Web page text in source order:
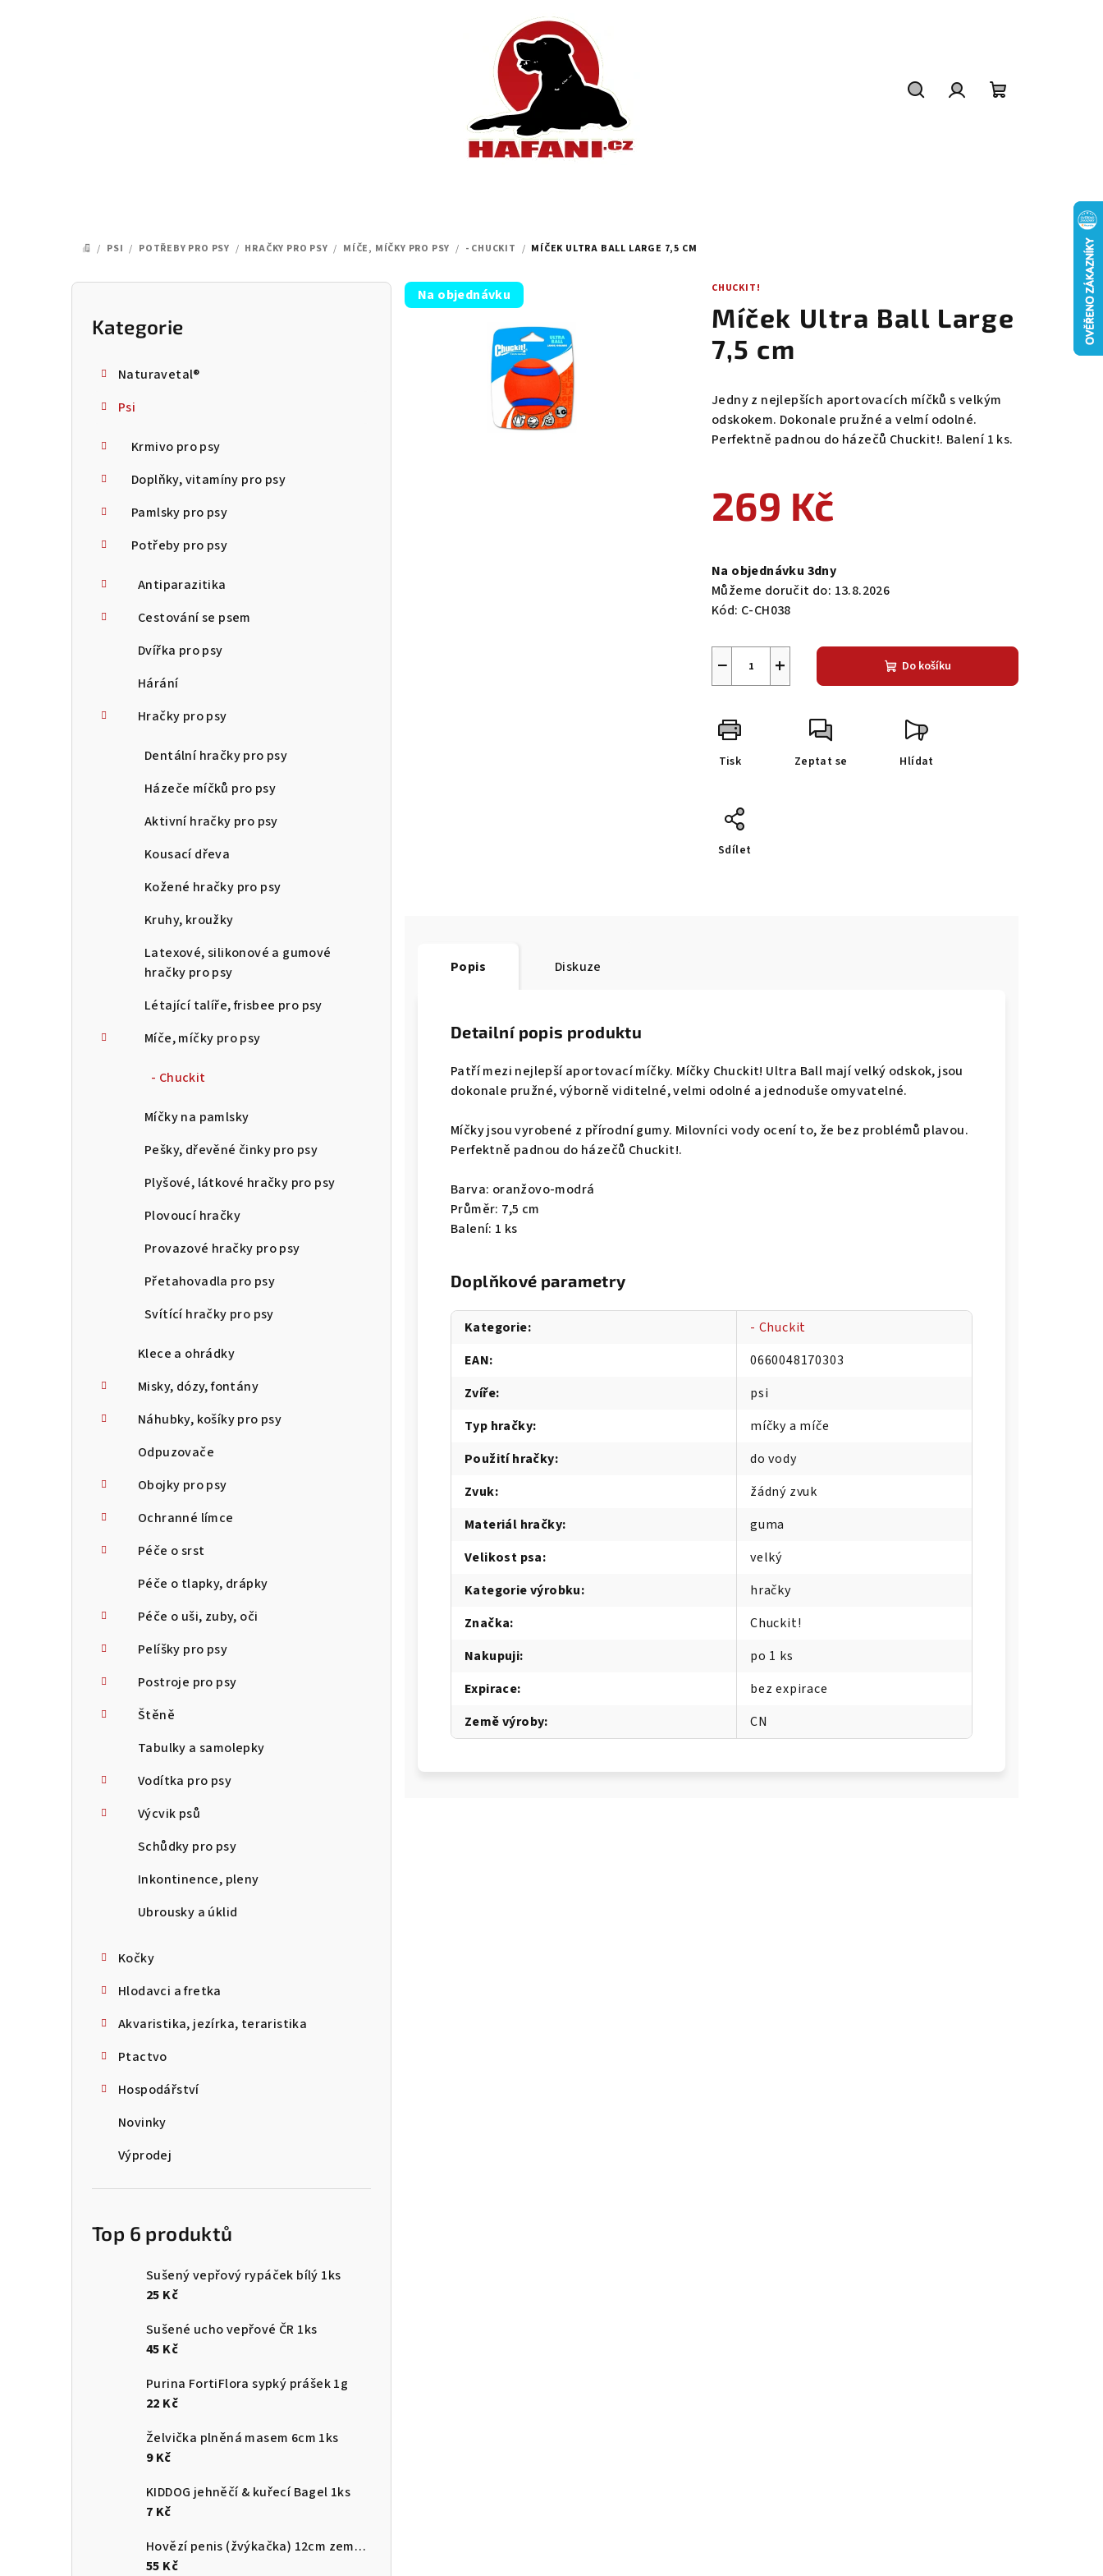
DOMŮ
/ PSI / POTŘEBY PRO PSY / HRAČKY PRO PSY / MÍČE, MÍČKY PRO PSY / - CHUCKIT / MÍČEK ULTRA BALL LARGE 7,5 CM
P
Přeskočit
kategorie
Kategorie
Naturavetal®
Psi
Krmivo pro psy
Doplňky, vitamíny pro psy
Pamlsky pro psy
Potřeby pro psy
Antiparazitika
Cestování se psem
Dvířka pro psy
Hárání
Hračky pro psy
Dentální hračky pro psy
Házeče míčků pro psy
Aktivní hračky pro psy
Kousací dřeva
Kožené hračky pro psy
Kruhy, kroužky
Latexové, silikonové a gumové
hračky pro psy
Létající talíře, frisbee pro psy
Míče, míčky pro psy
- Chuckit
Míčky na pamlsky
Pešky, dřevěné činky pro psy
Plyšové, látkové hračky pro psy
Plovoucí hračky
Provazové hračky pro psy
Přetahovadla pro psy
Svítící hračky pro psy
Klece a ohrádky
Misky, dózy, fontány
Náhubky, košíky pro psy
Odpuzovače
Obojky pro psy
Ochranné límce
Péče o srst
Péče o tlapky, drápky
Péče o uši, zuby, oči
Pelíšky pro psy
Postroje pro psy
Štěně
Tabulky a samolepky
Vodítka pro psy
Výcvik psů
Schůdky pro psy
Inkontinence, pleny
Ubrousky a úklid
Kočky
Hlodavci a fretka
Akvaristika, jezírka, teraristika
Ptactvo
Hospodářství
Novinky
Výprodej
Top 6 produktů
Sušený vepřový rypáček bílý 1ks
25 Kč
Sušené ucho vepřové ČR 1ks
45 Kč
Purina FortiFlora sypký prášek 1g
22 Kč
Želvička plněná masem 6cm 1ks
9 Kč
KIDDOG jehněčí & kuřecí Bagel 1ks
7 Kč
Hovězí penis (žvýkačka) 12cm země původu ČR
55 Kč
CHUCKIT!
Míček Ultra Ball Large
7,5 cm
Jedny z nejlepších aportovacích míčků s velkým
odskokem. Dokonale pružné a velmí odolné.
Perfektně padnou do házečů Chuckit!. Balení 1 ks.
269 Kč
cena:
Na objednávku 3dny
Můžeme doručit do: 13.8.2026
Kód: C-CH038
+
− Do košíku
Tisk Zeptat se Hlídat
Sdílet
Na objednávku
Popis Diskuze
Detailní popis produktu
Patří mezi nejlepší aportovací míčky. Míčky Chuckit! Ultra Ball mají velký odskok, jsou
dokonale pružné, výborně viditelné, velmi odolné a jednoduše omyvatelné.
Míčky jsou vyrobené z přírodní gumy. Milovníci vody ocení to, že bez problémů plavou.
Perfektně padnou do házečů Chuckit!.
Barva: oranžovo-modrá
Průměr: 7,5 cm
Balení: 1 ks
Doplňkové parametry
Kategorie:
- Chuckit
EAN:
0660048170303
Zvíře:
psi
Typ hračky:
míčky a míče
Použití hračky:
do vody
Zvuk:
žádný zvuk
Materiál hračky:
guma
Velikost psa:
velký
Kategorie výrobku:
hračky
Značka:
Chuckit!
Nakupuji:
po 1 ks
Expirace:
bez expirace
Země výroby: CN